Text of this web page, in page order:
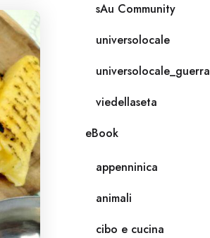
sAu Community
universolocale
universolocale_guerra
viedellaseta
eBook
appenninica
animali
cibo e cucina